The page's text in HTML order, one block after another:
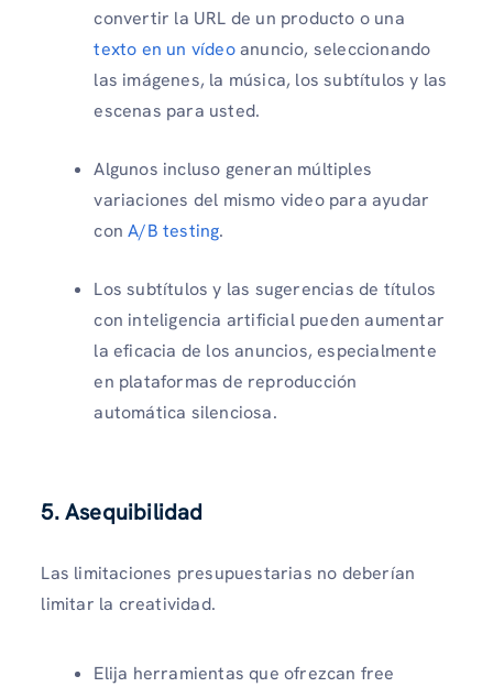
convertir la URL de un producto o una
texto en un vídeoanuncio, seleccionando
las imágenes, la música, los subtítulos y las
escenas para usted.
Algunos incluso generan múltiples
variaciones del mismo video para ayudar
con A/B testing.
Los subtítulos y las sugerencias de títulos
con inteligencia artificial pueden aumentar
la eficacia de los anuncios, especialmente
en plataformas de reproducción
automática silenciosa.
5. Asequibilidad
Las limitaciones presupuestarias no deberían
limitar la creatividad.
Elija herramientas que ofrezcan free